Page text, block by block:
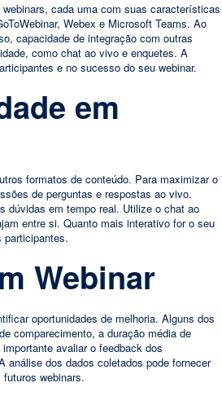
cada uma com suas características
Webex e Microsoft Teams. Ao
capacidade de integração com outras
como chat ao vivo e enquetes. A
e no sucesso do seu webinar.
em
formatos de conteúdo. Para maximizar o
de perguntas e respostas ao vivo.
dúvidas em tempo real. Utilize o chat ao
entre si. Quanto mais interativo for o seu
participantes.
Webinar
oportunidades de melhoria. Alguns dos
comparecimento, a duração média de
avaliar o feedback dos
dos dados coletados pode fornecer
webinars.